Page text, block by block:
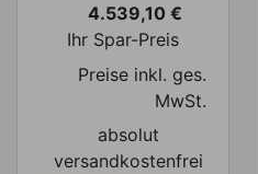
Preis
4.539,10 €
Ihr Spar-Preis
Preise inkl. ges.
MwSt.
absolut
versandkostenfrei